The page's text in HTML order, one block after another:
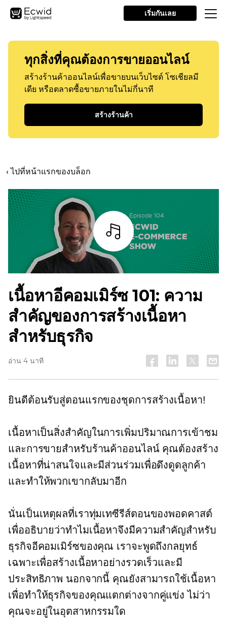
เริ่มกันเลย
ทุกสิ่งที่คุณต้องการขายออนไลน์
สร้างร้านค้าออนไลน์เพื่อขายบนเว็บไซต์ โซเชียลมี
เดีย หรือตลาดซื้อขายภายในไม่กี่นาที
สร้างร้านค้า
‹ ไปที่หน้าแรกของบล็อก
ฟัง
เนื้อหาอีคอมเมิร์ซ 101: ความ
สำคัญของการสร้างเนื้อหา
สำหรับธุรกิจ
อ่าน 4 นาที
ยินดีต้อนรับสู่ตอนแรกของชุดการสร้างเนื้อหา!
เนื้อหาเป็นสิ่งสำคัญในการเพิ่มปริมาณการเข้าชม
และการขายสำหรับร้านค้าออนไลน์ คุณต้องสร้าง
เนื้อหาที่น่าสนใจและมีส่วนร่วมเพื่อดึงดูดลูกค้า
และทำให้พวกเขากลับมาอีก
นั่นเป็นเหตุผลที่เราทุ่มเทซีรีส์ตอนของพอดคาสต์
เพื่ออธิบายว่าทำไมเนื้อหาจึงมีความสำคัญสำหรับ
ธุรกิจอีคอมเมิร์ซของคุณ เราจะพูดถึงกลยุทธ์
เฉพาะเพื่อสร้างเนื้อหาอย่างรวดเร็วและมี
ประสิทธิภาพ นอกจากนี้ คุณยังสามารถใช้เนื้อหา
เพื่อทำให้ธุรกิจของคุณแตกต่างจากคู่แข่ง ไม่ว่า
คุณจะอยู่ในอุตสาหกรรมใด